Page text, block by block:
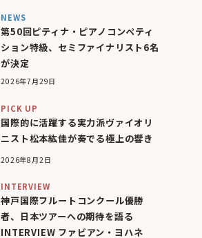
NEWS
第50回ピティナ・ピアノコンペティ
ション特級、セミファイナリスト6名
が決定
2026年7月29日
PICK UP
国際的に活躍する実力派ヴァイオリ
ニスト松本紘佳が奏でる極上の響き
2026年8月2日
INTERVIEW
神戸国際フルートコンクール優勝
者、日本ツアーへの期待を語る
INTERVIEW ファビアン・ヨハネ